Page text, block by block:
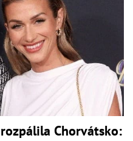
Chorvátsko: